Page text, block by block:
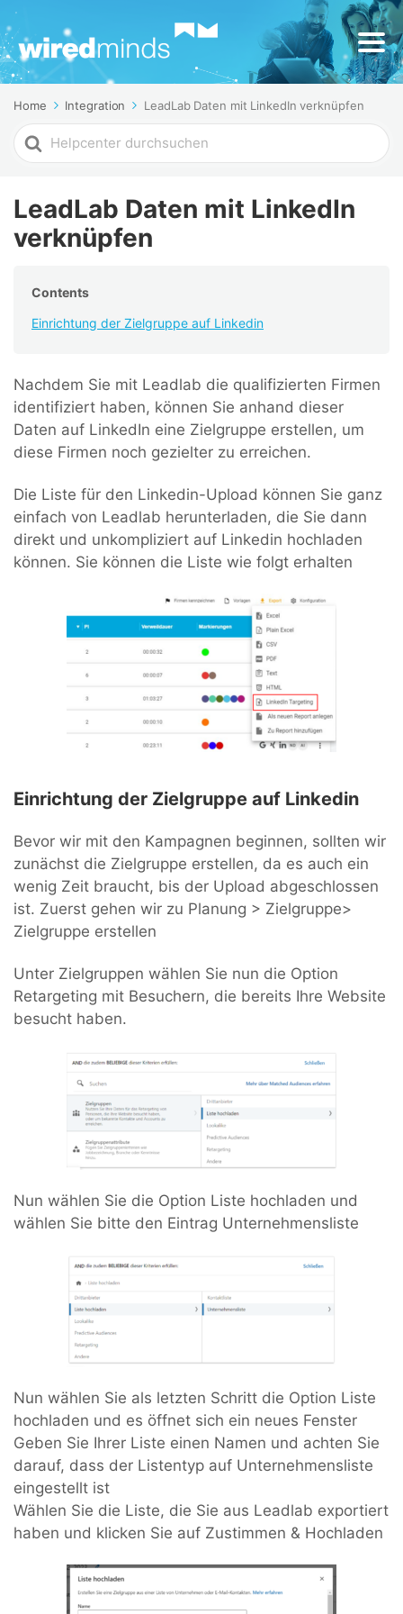
Home Integration LeadLab Daten mit LinkedIn verknüpfen
Search
For
LeadLab Daten mit LinkedIn
verknüpfen
Contents
Einrichtung der Zielgruppe auf Linkedin
Nachdem Sie mit Leadlab die qualifizierten Firmen
identifiziert haben, können Sie anhand dieser
Daten auf LinkedIn eine Zielgruppe erstellen, um
diese Firmen noch gezielter zu erreichen.
Die Liste für den Linkedin-Upload können Sie ganz
einfach von Leadlab herunterladen, die Sie dann
direkt und unkompliziert auf Linkedin hochladen
können. Sie können die Liste wie folgt erhalten
Einrichtung der Zielgruppe auf Linkedin
Bevor wir mit den Kampagnen beginnen, sollten wir
zunächst die Zielgruppe erstellen, da es auch ein
wenig Zeit braucht, bis der Upload abgeschlossen
ist. Zuerst gehen wir zu Planung > Zielgruppe>
Zielgruppe erstellen
Unter Zielgruppen wählen Sie nun die Option
Retargeting mit Besuchern, die bereits Ihre Website
besucht haben.
Nun wählen Sie die Option Liste hochladen und
wählen Sie bitte den Eintrag Unternehmensliste
Nun wählen Sie als letzten Schritt die Option Liste
hochladen und es öffnet sich ein neues Fenster
Geben Sie Ihrer Liste einen Namen und achten Sie
darauf, dass der Listentyp auf Unternehmensliste
eingestellt ist
Wählen Sie die Liste, die Sie aus Leadlab exportiert
haben und klicken Sie auf Zustimmen & Hochladen